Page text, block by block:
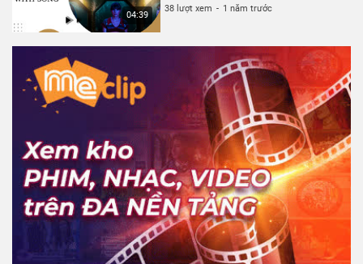
04:39
38 lượt xem - 1 năm trước